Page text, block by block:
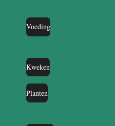
Voeding
Kweken
Planten